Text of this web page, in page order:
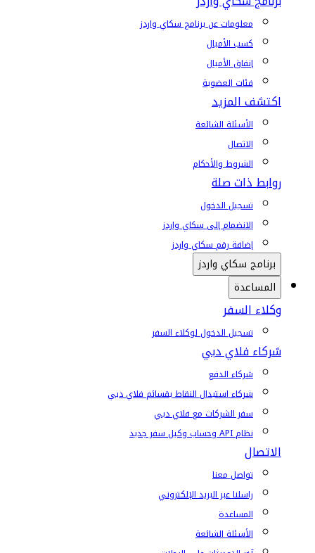
معلومات عن برنامج سكاي واردز
كسب الأميال
إنفاق الأميال
فئات العضوية
اكتشف المزيد
الأسئلة الشائعة
الاتصال
الشروط والأحكام
روابط ذات صلة
تسجيل الدخول
الانضمام إلى سكاي واردز
إضافة رقم سكاي واردز
برنامج سكاي واردز
المساعدة
وكلاء السفر
تسجيل الدخول لوكلاء السفر
شركاء فلاي دبي
شركاء الدفع
شركاء استبدال النقاط بقسائم فلاي دبي
سفر الشركات مع فلاي دبي
نظام API وحساب وكيل سفر جديد
الاتصال
تواصل معنا
راسلنا عبر البريد الإلكتروني
المساعدة
الأسئلة الشائعة